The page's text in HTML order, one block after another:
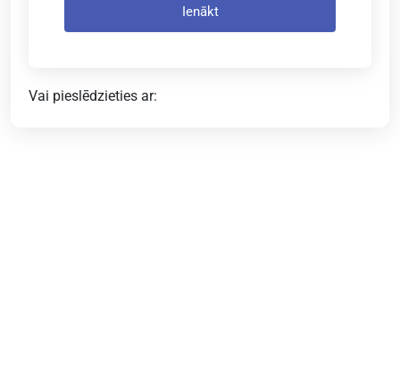
Ienākt
Vai pieslēdzieties ar: